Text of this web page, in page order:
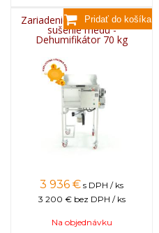
Zariadenie na pastovanie a
sušenie medu -
Dehumifikátor 70 kg
3 936 € s DPH / ks
3 200 € bez DPH / ks
Na objednávku